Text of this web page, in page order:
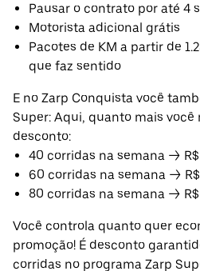
Pausar o contrato por até 4
Motorista adicional grátis
Pacotes de KM a partir de
que faz sentido
E no Zarp Conquista você
Super: Aqui, quanto mais você
desconto:
40 corridas na semana → R$
60 corridas na semana → R$
80 corridas na semana → R$
Você controla quanto quer
promoção! É desconto
corridas no programa Zarp